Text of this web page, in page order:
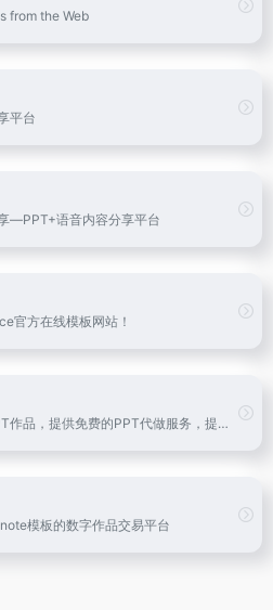
from the Web
平台
—PPT+语音内容分享平台
官方在线模板网站！
免费下载PPT模板与PPT作品，提供免费的PPT代做服务，提供一站式PPT(模板、定制、工具、教程)服务，有了它，一切制作PPT的烦恼都将成为过去！
模板的数字作品交易平台